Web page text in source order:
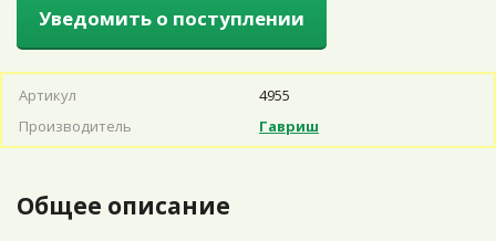
Уведомить о поступлении
Артикул
4955
Производитель
Гавриш
Общее описание